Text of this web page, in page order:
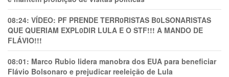
08:24: VÍDEO: PF PRENDE TERR0RlSTAS B0LSONARlSTAS
QUE QUERIAM EXPL0DlR LULA E O STF!!! A MANDO DE
FLÁVIO!!!
08:01: Marco Rubio lidera manobra dos EUA para beneficiar
Flávio Bolsonaro e prejudicar reeleição de Lula